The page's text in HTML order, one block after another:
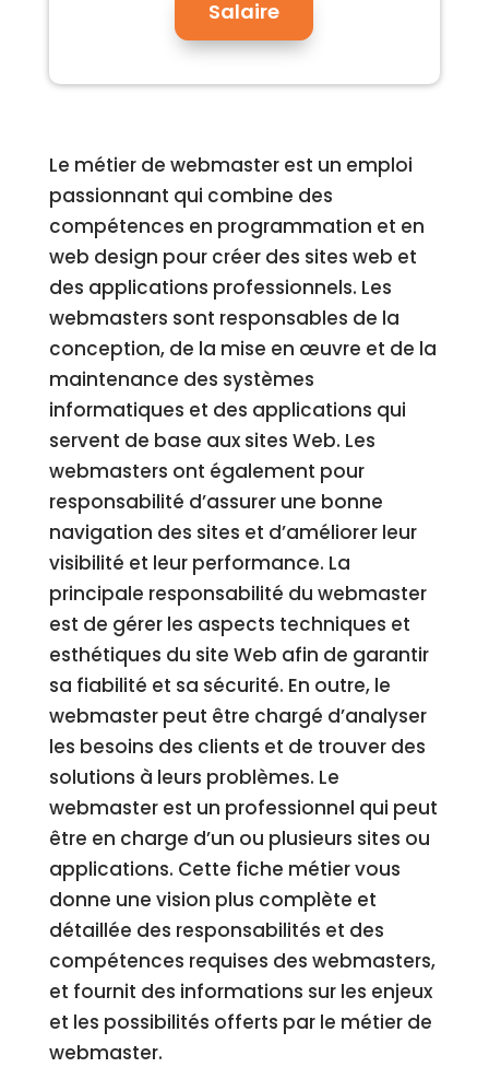
Salaire
Le métier de webmaster est un emploi
passionnant qui combine des
compétences en programmation et en
web design pour créer des sites web et
des applications professionnels. Les
webmasters sont responsables de la
conception, de la mise en œuvre et de la
maintenance des systèmes
informatiques et des applications qui
servent de base aux sites Web. Les
webmasters ont également pour
responsabilité d’assurer une bonne
navigation des sites et d’améliorer leur
visibilité et leur performance. La
principale responsabilité du webmaster
est de gérer les aspects techniques et
esthétiques du site Web afin de garantir
sa fiabilité et sa sécurité. En outre, le
webmaster peut être chargé d’analyser
les besoins des clients et de trouver des
solutions à leurs problèmes. Le
webmaster est un professionnel qui peut
être en charge d’un ou plusieurs sites ou
applications. Cette fiche métier vous
donne une vision plus complète et
détaillée des responsabilités et des
compétences requises des webmasters,
et fournit des informations sur les enjeux
et les possibilités offerts par le métier de
webmaster.